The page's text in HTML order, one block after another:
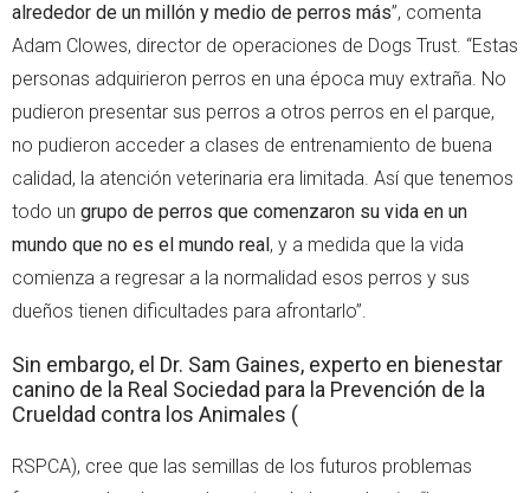
alrededor de un millón y medio de perros más”, comenta
Adam Clowes, director de operaciones de Dogs Trust. “Estas
personas adquirieron perros en una época muy extraña. No
pudieron presentar sus perros a otros perros en el parque,
no pudieron acceder a clases de entrenamiento de buena
calidad, la atención veterinaria era limitada. Así que tenemos
todo un grupo de perros que comenzaron su vida en un
mundo que no es el mundo real , y a medida que la vida
comienza a regresar a la normalidad esos perros y sus
dueños tienen dificultades para afrontarlo”.
Sin embargo, el Dr. Sam Gaines, experto en bienestar
canino de la Real Sociedad para la Prevención de la
Crueldad contra los Animales (
RSPCA), cree que las semillas de los futuros problemas